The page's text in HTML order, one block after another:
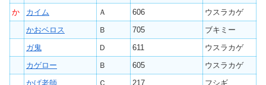
か
カイム Ａ 606
ウスラカゲ
かおベロス
Ｂ 705
ブキミー
ガ鬼
Ｄ 611
ウスラカゲ
カゲロー
Ｂ 605
ウスラカゲ
かげ老師
Ｃ 217
フシギ